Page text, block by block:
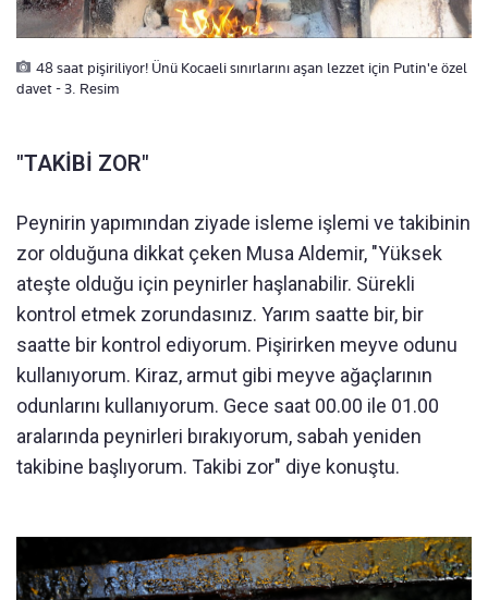
48 saat pişiriliyor! Ünü Kocaeli sınırlarını aşan lezzet için Putin'e özel
davet - 3. Resim
"TAKİBİ ZOR"
Peynirin yapımından ziyade isleme işlemi ve takibinin
zor olduğuna dikkat çeken Musa Aldemir, "Yüksek
ateşte olduğu için peynirler haşlanabilir. Sürekli
kontrol etmek zorundasınız. Yarım saatte bir, bir
saatte bir kontrol ediyorum. Pişirirken meyve odunu
kullanıyorum. Kiraz, armut gibi meyve ağaçlarının
odunlarını kullanıyorum. Gece saat 00.00 ile 01.00
aralarında peynirleri bırakıyorum, sabah yeniden
takibine başlıyorum. Takibi zor" diye konuştu.